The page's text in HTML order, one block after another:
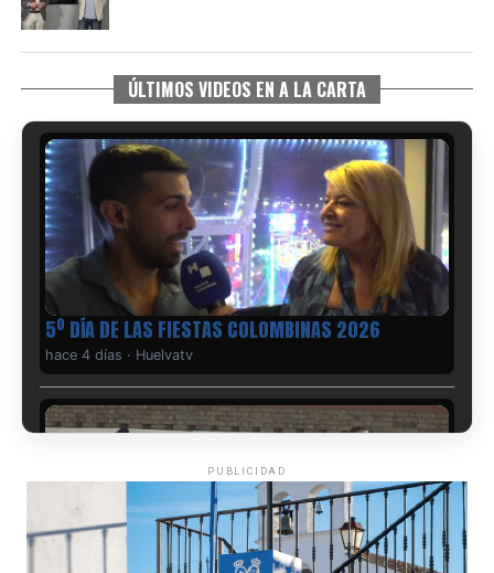
ÚLTIMOS VIDEOS EN A LA CARTA
5º DÍA DE LAS FIESTAS COLOMBINAS 2026
hace 4 días · Huelvatv
PUBLICIDAD